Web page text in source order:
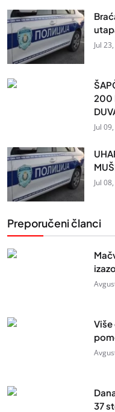
Jul
200
Jul
Jul
Preporučeni članci
37